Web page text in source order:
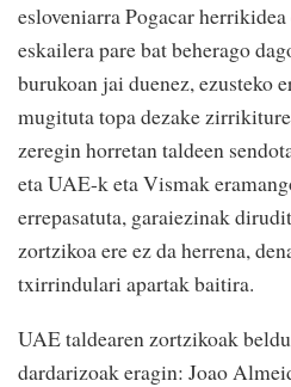
esloveniarra Pogacar
eskailera pare bat beherago
burukoan jai duenez, ezusteko
mugituta topa dezake
zeregin horretan taldeen
eta UAE-k eta Vismak
errepasatuta, garaiezinak
zortzikoa ere ez da herrena,
txirrindulari apartak baitira.
UAE taldearen zortzikoak
dardarizoak eragin: Joao